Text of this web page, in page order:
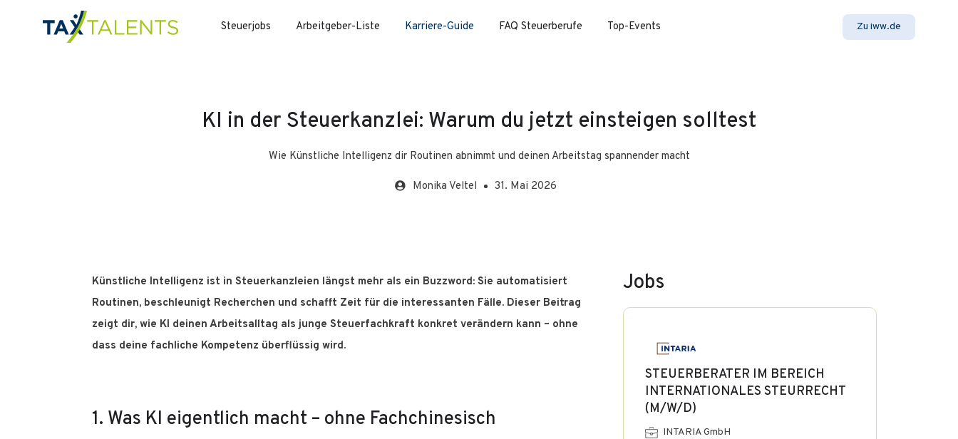
Steuerjobs Arbeitgeber-Liste Karriere-Guide FAQ Steuerberufe Top-Events Zu iww.de
KI in der Steuerkanzlei: Warum du jetzt einsteigen solltest
Wie Künstliche Intelligenz dir Routinen abnimmt und deinen Arbeitstag spannender macht
Monika Veltel 31. Mai 2026
Künstliche Intelligenz ist in Steuerkanzleien längst mehr als ein Buzzword: Sie automatisiert
Routinen, beschleunigt Recherchen und schafft Zeit für die interessanten Fälle. Dieser Beitrag
zeigt dir, wie KI deinen Arbeitsalltag als junge Steuerfachkraft konkret verändern kann – ohne
dass deine fachliche Kompetenz überflüssig wird.
1. Was KI eigentlich macht – ohne Fachchinesisch
Jobs
STEUERBERATER IM BEREICH
INTERNATIONALES STEURRECHT
(M/W/D)
INTARIA GmbH